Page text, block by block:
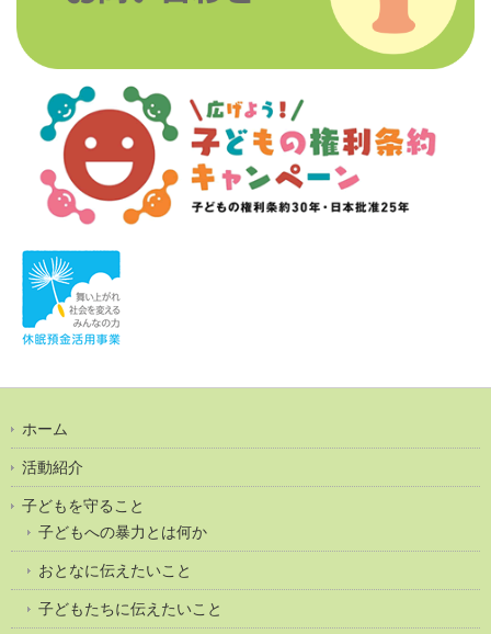
ホーム
活動紹介
子どもを守ること
子どもへの暴力とは何か
おとなに伝えたいこと
子どもたちに伝えたいこと